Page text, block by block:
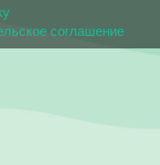
соглашение